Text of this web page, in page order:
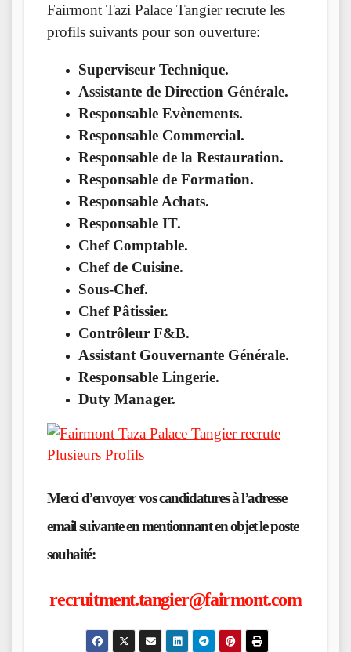
Fairmont Tazi Palace Tangier recrute les
profils suivants pour son ouverture:
Superviseur Technique.
Assistante de Direction Générale.
Responsable Evènements.
Responsable Commercial.
Responsable de la Restauration.
Responsable de Formation.
Responsable Achats.
Responsable IT.
Chef Comptable.
Chef de Cuisine.
Sous-Chef.
Chef Pâtissier.
Contrôleur F&B.
Assistant Gouvernante Générale.
Responsable Lingerie.
Duty Manager.
Merci d’envoyer vos candidatures à l’adresse
email suivante en mentionnant en objet le poste
souhaité:
recruitment.tangier@fairmont.com